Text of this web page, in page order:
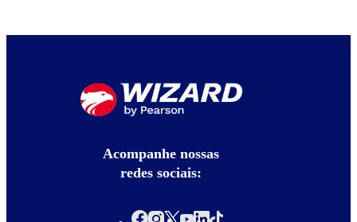
Acompanhe nossas
redes sociais: